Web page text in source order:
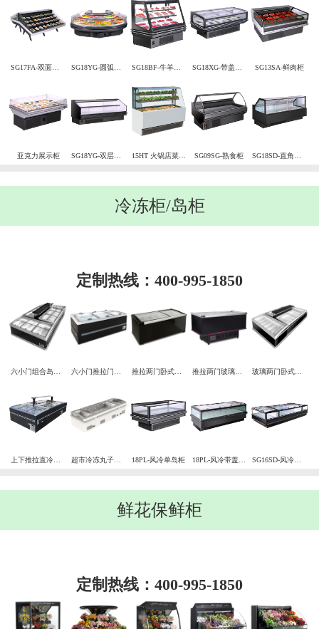
SG17FA-双面台阶柜 SG18YG-圆弧冷藏柜 SG18BF-牛羊肉柜 SG18XG-带盖鲜肉柜 SG13SA-鲜肉柜
亚克力展示柜 15HT 火锅店菜品自选台 SG09SG-熟食柜
冷冻柜/岛柜
定制热线：400-995-1850
推拉两门卧式冷冻岛柜 推拉两门玻璃门冷冻岛柜平门岛柜
18PL-风冷单岛柜
鲜花保鲜柜
定制热线：400-995-1850